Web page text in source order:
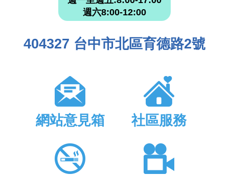
週六8:00-12:00
404327 台中市北區育德路2號
網站意見箱 社區服務